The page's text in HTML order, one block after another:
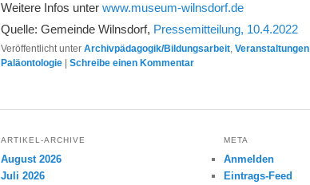
Weitere Infos unterwww.museum-wilnsdorf.de
Quelle: Gemeinde Wilnsdorf, Pressemitteilung, 10.4.2022
Veröffentlicht unter Archivpädagogik/Bildungsarbeit,Veranstaltungen
Paläontologie
|Schreibe einen Kommentar
ARTIKEL-ARCHIVE
August 2026
Juli 2026
META
Anmelden
Eintrags-Feed